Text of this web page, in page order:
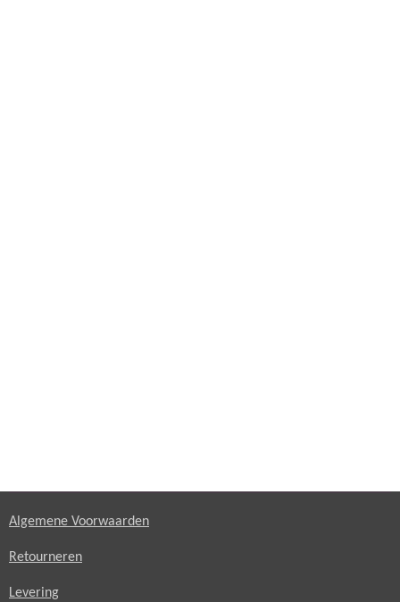
Algemene Voorwaarden
Retourneren
Levering